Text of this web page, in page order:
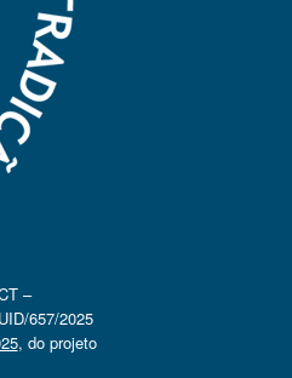
–
657/2025
, do projeto